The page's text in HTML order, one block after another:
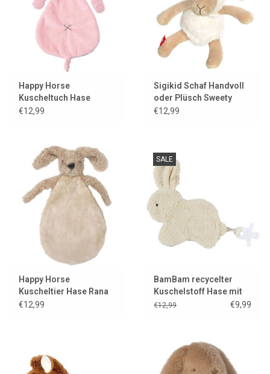
Happy Horse
Kuscheltuch Hase
Richie rosa
€12,99
Sigikid Schaf Handvoll
oder Plüsch Sweety
€12,99
Happy Horse
Kuscheltier Hase Rana
€12,99
SALE
BamBam recycelter
Kuschelstoff Hase mit
Schnulleraufsatz
€12,99 €9,99